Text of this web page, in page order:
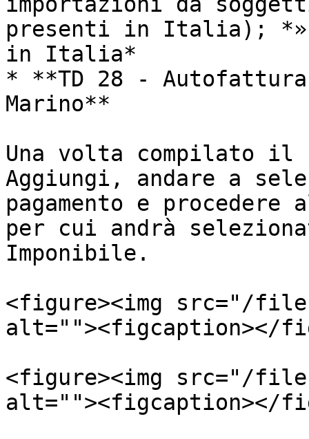
presenti in Italia); *»
in Italia*
* **TD 28 -
Marino**
Una volta compilato il
Aggiungi, andare a
pagamento e
per cui andrà
Imponibile.
<figure><img src="/files/
alt=""><figcaption></
<figure><img src="/files/
alt=""><figcaption></